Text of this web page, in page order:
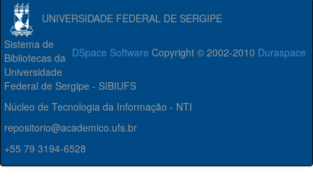
UNIVERSIDADE FEDERAL DE SERGIPE
DSpace Software Copyright © 2002-2010 Duraspace
Sistema de
Bibliotecas da
Universidade
Federal de Sergipe - SIBIUFS
Núcleo de Tecnologia da Informação - NTI
repositorio@academico.ufs.br
+55 79 3194-6528